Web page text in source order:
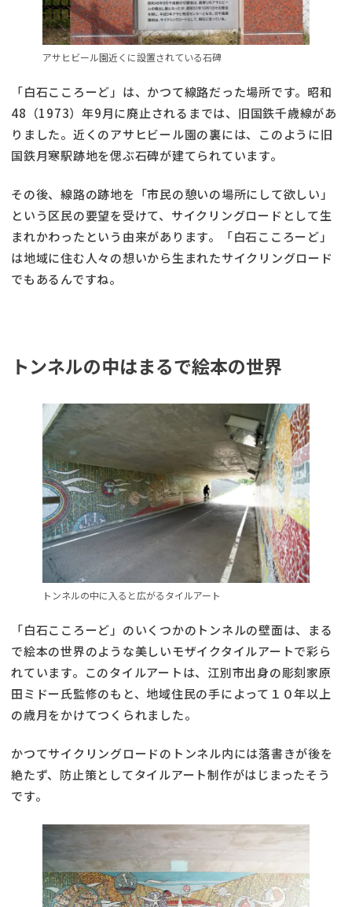
アサヒビール園近くに設置されている石碑
「白石こころーど」は、かつて線路だった場所です。昭和
48（1973）年9月に廃止されるまでは、旧国鉄千歳線があ
りました。近くのアサヒビール園の裏には、このように旧
国鉄月寒駅跡地を偲ぶ石碑が建てられています。
その後、線路の跡地を「市民の憩いの場所にして欲しい」
という区民の要望を受けて、サイクリングロードとして生
まれかわったという由来があります。「白石こころーど」
は地域に住む人々の想いから生まれたサイクリングロード
でもあるんですね。
トンネルの中はまるで絵本の世界
トンネルの中に入ると広がるタイルアート
「白石こころーど」のいくつかのトンネルの壁面は、まる
で絵本の世界のような美しいモザイクタイルアートで彩ら
れています。このタイルアートは、江別市出身の彫刻家原
田ミドー氏監修のもと、地域住民の手によって１０年以上
の歳月をかけてつくられました。
かつてサイクリングロードのトンネル内には落書きが後を
絶たず、防止策としてタイルアート制作がはじまったそう
です。